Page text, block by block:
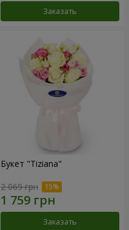
Заказать
Букет "Tiziana"
2 069 грн
Заказать